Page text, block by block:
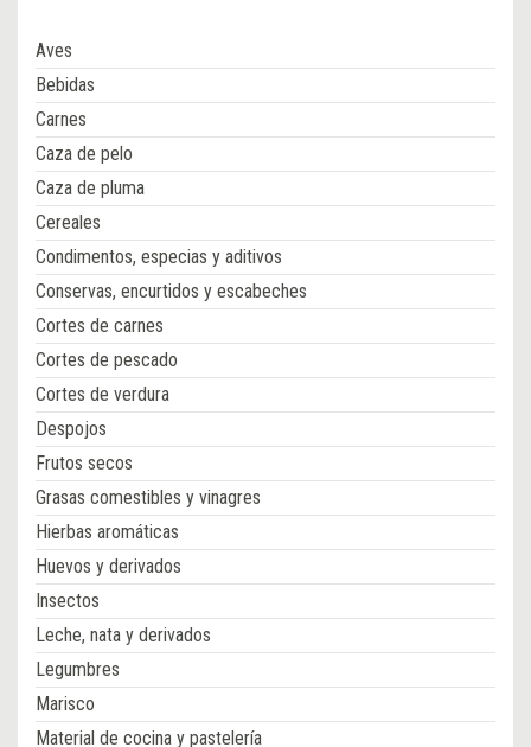
Aves
Bebidas
Carnes
Caza de pelo
Caza de pluma
Cereales
Condimentos, especias y aditivos
Conservas, encurtidos y escabeches
Cortes de carnes
Cortes de pescado
Cortes de verdura
Despojos
Frutos secos
Grasas comestibles y vinagres
Hierbas aromáticas
Huevos y derivados
Insectos
Leche, nata y derivados
Legumbres
Marisco
Material de cocina y pastelería